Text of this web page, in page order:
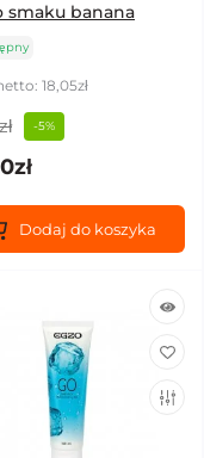
smaku banana
18,05zł
-5%
Dodaj do koszyka